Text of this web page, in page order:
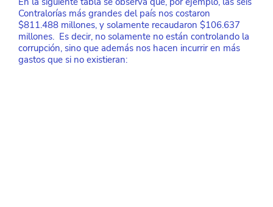
Contralorías más grandes del país nos costaron
$811.488 millones, y solamente recaudaron $106.637
millones.  Es decir, no solamente no están controlando la
corrupción, sino que además nos hacen incurrir en más
gastos que si no existieran: